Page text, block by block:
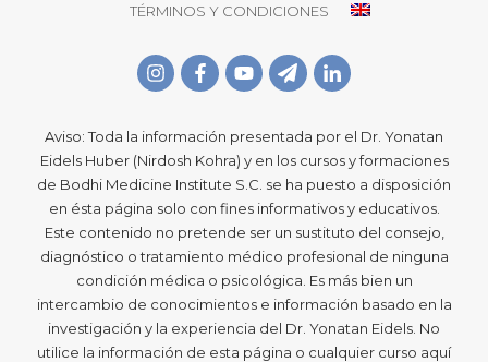
TÉRMINOS Y CONDICIONES
Aviso: Toda la información presentada por el Dr. Yonatan
Eidels Huber (Nirdosh Kohra) y en los cursos y formaciones
de Bodhi Medicine Institute S.C. se ha puesto a disposición
en ésta página solo con fines informativos y educativos.
Este contenido no pretende ser un sustituto del consejo,
diagnóstico o tratamiento médico profesional de ninguna
condición médica o psicológica. Es más bien un
intercambio de conocimientos e información basado en la
investigación y la experiencia del Dr. Yonatan Eidels. No
utilice la información de esta página o cualquier curso aquí